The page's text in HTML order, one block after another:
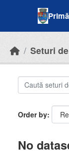
Seturi
Order by
No